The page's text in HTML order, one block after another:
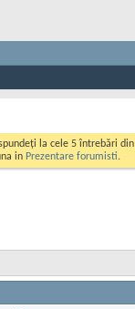
la cele 5 întrebări
in Prezentare forumisti.